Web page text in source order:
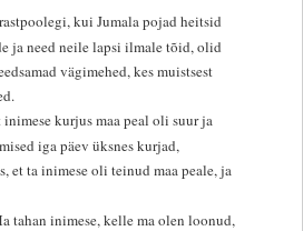
kui Jumala pojad heitsid
ja need neile lapsi ilmale tõid, olid
vägimehed, kes muistsest
kurjus maa peal oli suur ja
iga päev üksnes kurjad,
et ta inimese oli teinud maa peale, ja
tahan inimese, kelle ma olen loonud,